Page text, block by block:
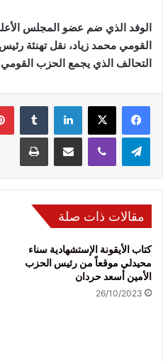
الوفد الذي ضم عضو المجلس
القومي محمد زياد، نقلتهنئة
التحالف الذي يجمع الحزب
فيسبوك لينكدإن
مقالات ذات صلة
كتاب الأيقونة الإستشهادية سناء
محيدلي موقعاً من رئيس الحزب
الأمين أسعد حردان
26/10/2023